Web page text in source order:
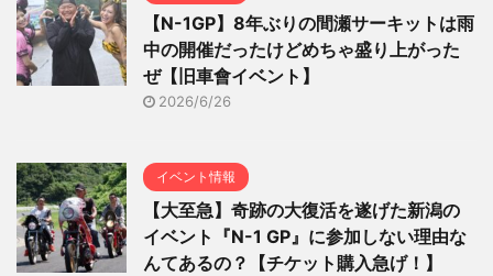
【N-1GP】8年ぶりの間瀬サーキットは雨
中の開催だったけどめちゃ盛り上がった
ぜ【旧車會イベント】
2026/6/26
イベント情報
【大至急】奇跡の大復活を遂げた新潟の
イベント『N-1 GP』に参加しない理由な
んてあるの？【チケット購入急げ！】